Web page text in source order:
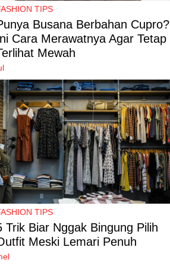
TIPS
Busana Berbahan Cupro?
Cara Merawatnya Agar Tetap
Mewah
TIPS
Trik Biar Nggak Bingung Pilih
Meski Lemari Penuh